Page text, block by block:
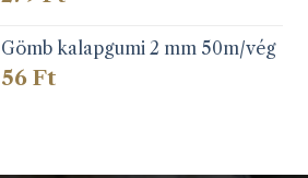
Gömb kalapgumi 2 mm 50m/vég
56Ft